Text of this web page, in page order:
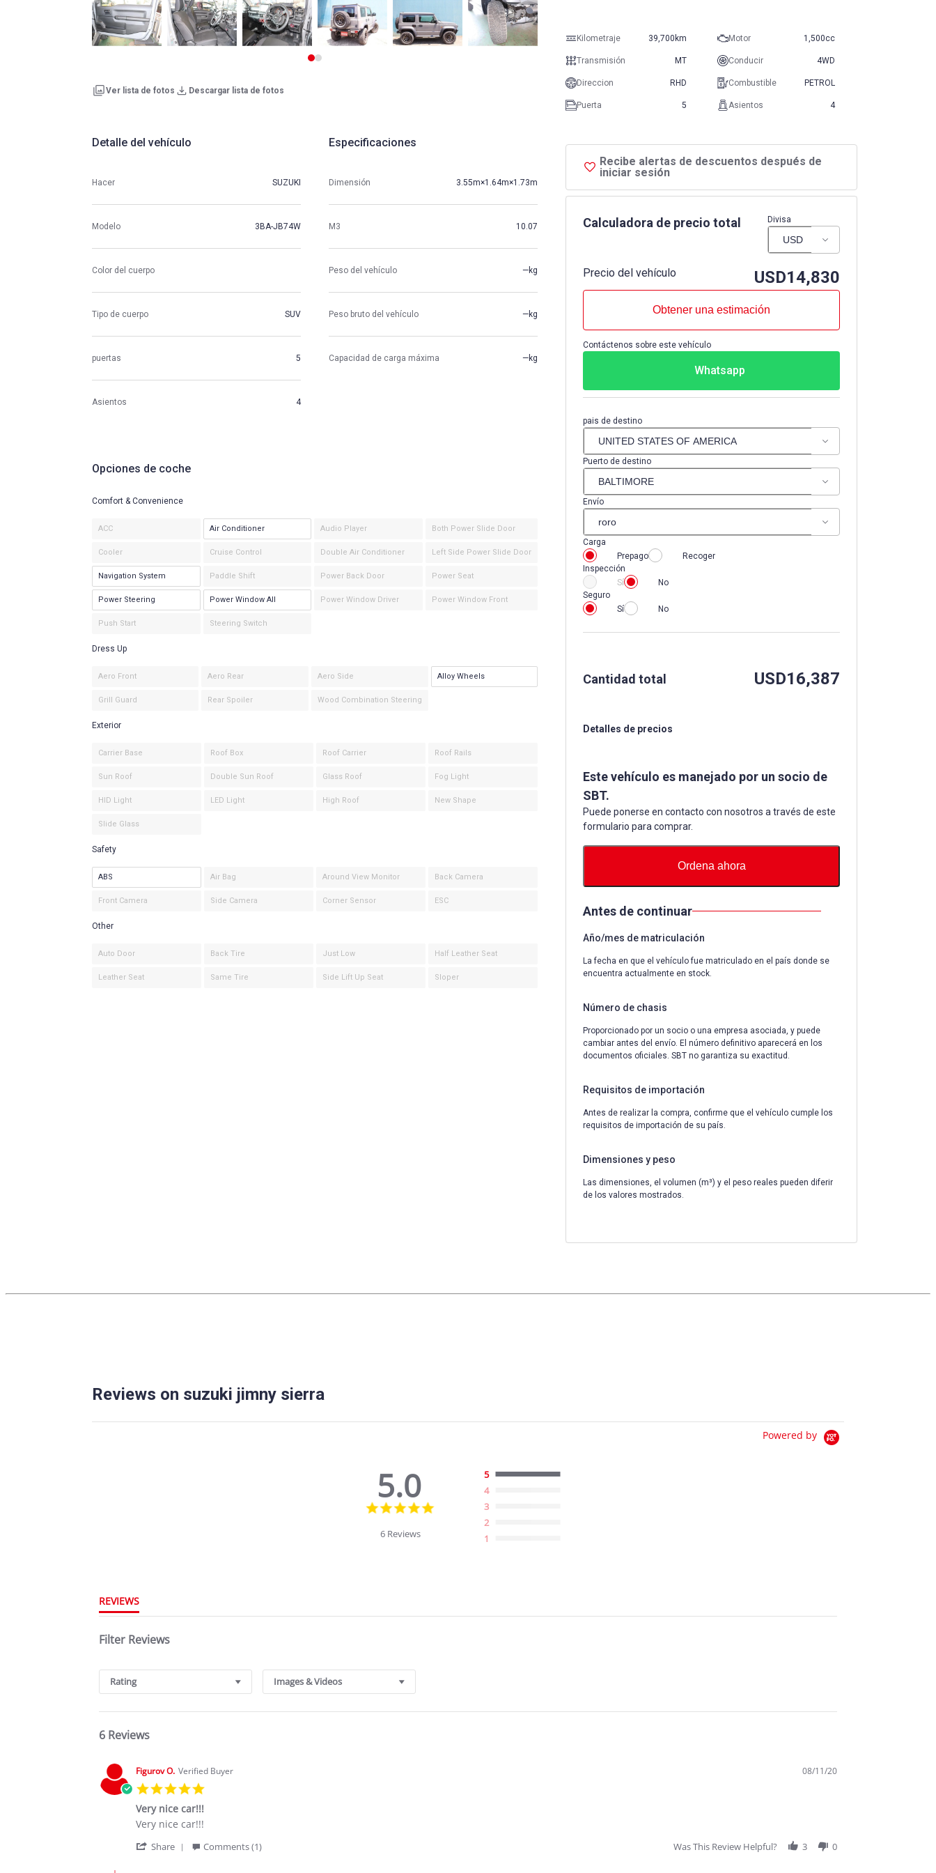
Ver lista de fotos Descargar lista de fotos
Recibe alertas de descuentos después de
iniciar sesión
Calculadora de precio total Divisa
Precio del vehículo USD14,830
Obtener una estimación
Contáctenos sobre este vehículo
Whatsapp
pais de destino
Puerto de destino
Envío
Carga
Prepago
Recoger
Inspección
Sí
No
Seguro
Sí
No
Cantidad total USD16,387
Detalles de precios
Este vehículo es manejado por un socio de
SBT.
Puede ponerse en contacto con nosotros a través de este
formulario para comprar.
Ordena ahora
Antes de continuar
Año/mes de matriculación
La fecha en que el vehículo fue matriculado en el país donde se
encuentra actualmente en stock.
Número de chasis
Proporcionado por un socio o una empresa asociada, y puede
cambiar antes del envío. El número definitivo aparecerá en los
documentos oficiales. SBT no garantiza su exactitud.
Requisitos de importación
Antes de realizar la compra, confirme que el vehículo cumple los
requisitos de importación de su país.
Dimensiones y peso
Las dimensiones, el volumen (m³) y el peso reales pueden diferir
de los valores mostrados.
Kilometraje 39,700km Motor 1,500cc
Transmisión MT Conducir 4WD
Direccion RHD Combustible PETROL
Puerta 5 Asientos 4
Detalle del vehículo
Hacer SUZUKI
Modelo 3BA-JB74W
Color del cuerpo
Tipo de cuerpo SUV
puertas 5
Asientos 4
Especificaciones
Dimensión 3.55m×1.64m×1.73m
M3 10.07
Peso del vehículo —kg
Peso bruto del vehículo —kg
Capacidad de carga máxima —kg
Opciones de coche
Comfort & Convenience
ACC Air Conditioner Audio Player Both Power Slide Door
Cooler Cruise Control Double Air Conditioner Left Side Power Slide Door
Navigation System Paddle Shift Power Back Door Power Seat
Power Steering Power Window All Power Window Driver Power Window Front
Push Start Steering Switch
Dress Up
Aero Front Aero Rear Aero Side Alloy Wheels
Grill Guard Rear Spoiler Wood Combination Steering
Exterior
Carrier Base Roof Box Roof Carrier Roof Rails
Sun Roof Double Sun Roof Glass Roof Fog Light
HID Light LED Light High Roof New Shape
Slide Glass
Safety
ABS Air Bag Around View Monitor Back Camera
Front Camera Side Camera Corner Sensor ESC
Other
Auto Door Back Tire Just Low Half Leather Seat
Leather Seat Same Tire Side Lift Up Seat Sloper
Reviews on suzuki jimny sierra
Powered by
5.0
5.0
6 Reviews
5
4
3
2
1
REVIEWS
Filter Reviews
Rating Images & Videos
6 Reviews
Figurov O. Verified Buyer 08/11/20
Very nice car!!!
Review
Figurov
review
Very
Very nice car!!!
Share Comments (1) Was This Review Helpful? 3 0